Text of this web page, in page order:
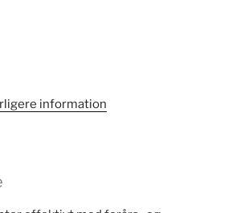
information